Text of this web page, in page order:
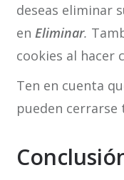
deseas eliminar
en Eliminar.
cookies al hacer
Ten en cuenta
pueden cerrarse